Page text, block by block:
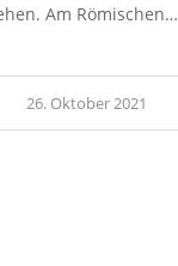
Am Römischen…
26. Oktober 2021